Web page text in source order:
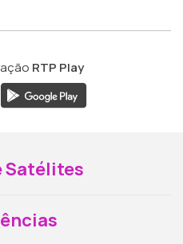
RTP Play
Satélites